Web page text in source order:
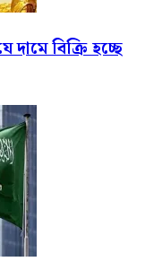
বিক্রি হচ্ছে